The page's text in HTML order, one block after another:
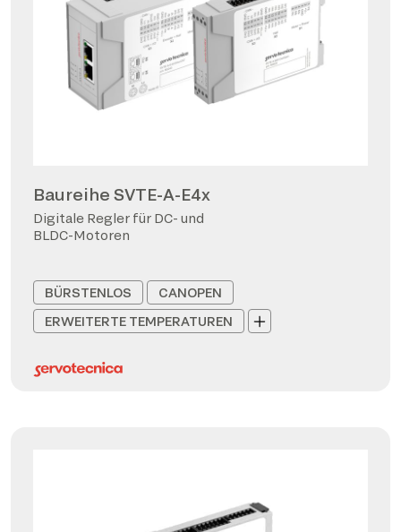
Baureihe SVTE-A-E4x
Digitale Regler für DC- und
BLDC-Motoren
BÜRSTENLOS
CANOPEN
ERWEITERTE TEMPERATUREN